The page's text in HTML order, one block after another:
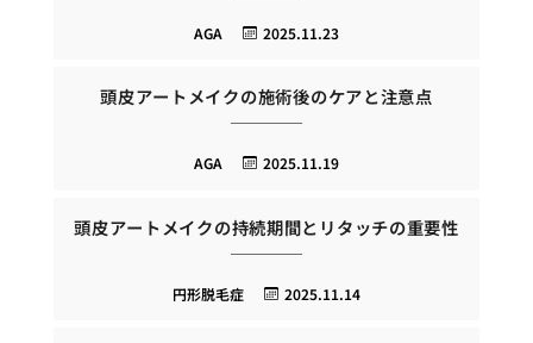
2025.11.23
AGA
頭皮アートメイクの施術後のケアと注意点
2025.11.19
AGA
頭皮アートメイクの持続期間とリタッチの重要性
2025.11.14
円形脱毛症